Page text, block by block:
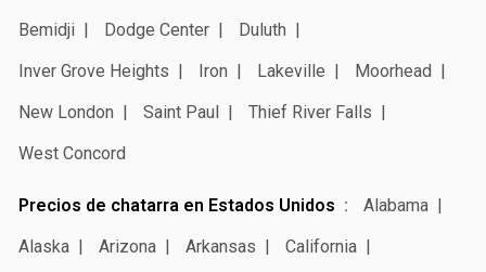
Bemidji
Dodge Center
Duluth
Inver Grove Heights
Iron Lakeville
Moorhead
New London
Saint Paul
Thief River Falls
West Concord
Precios de chatarra en Estados Unidos
Alabama
Alaska
Arizona Arkansas
California